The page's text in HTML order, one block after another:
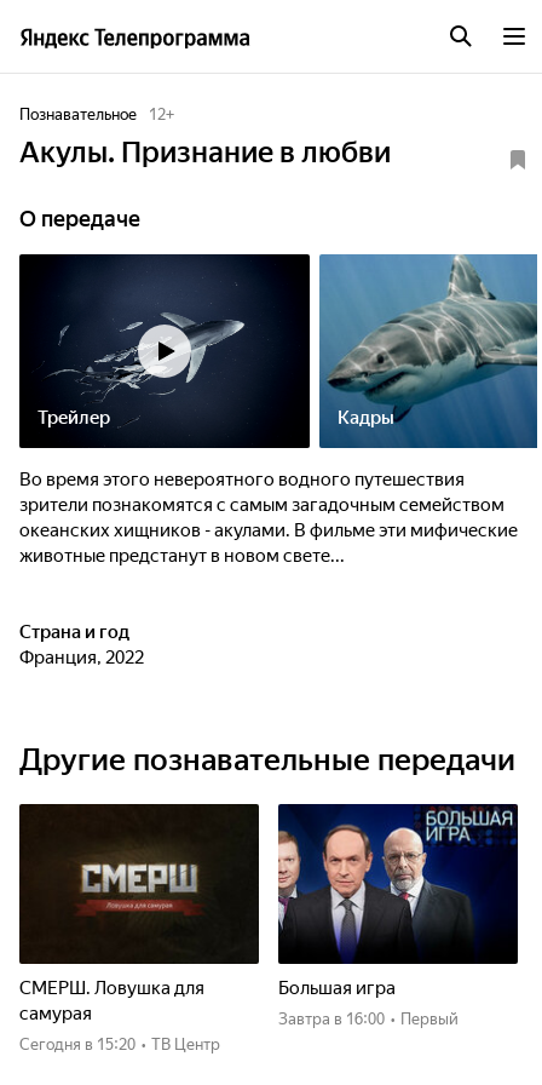
Познавательное 12+
Акулы. Признание в любви
О передаче
Трейлер Кадры
Во время этого невероятного водного путешествия
зрители познакомятся с самым загадочным семейством
океанских хищников - акулами. В фильме эти мифические
животные предстанут в новом свете...
Страна и год
Франция, 2022
Другие познавательные передачи
СМЕРШ. Ловушка для
самурая
Сегодня в 15:20 • ТВ Центр
Большая игра
Завтра в 16:00 • Первый